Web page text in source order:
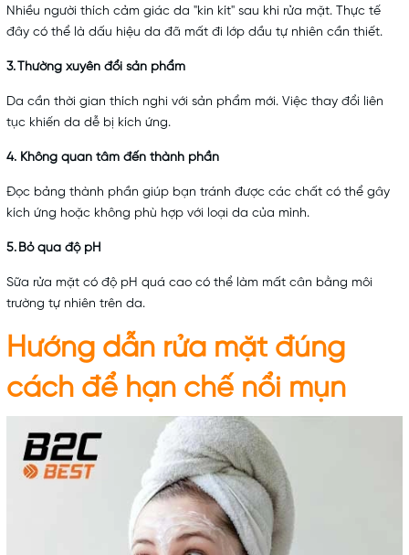
Nhiều người thích cảm giác da "kin kít" sau khi rửa mặt. Thực tế
đây có thể là dấu hiệu da đã mất đi lớp dầu tự nhiên cần thiết.
3. Thường xuyên đổi sản phẩm
Da cần thời gian thích nghi với sản phẩm mới. Việc thay đổi liên
tục khiến da dễ bị kích ứng.
4. Không quan tâm đến thành phần
Đọc bảng thành phần giúp bạn tránh được các chất có thể gây
kích ứng hoặc không phù hợp với loại da của mình.
5. Bỏ qua độ pH
Sữa rửa mặt có độ pH quá cao có thể làm mất cân bằng môi
trường tự nhiên trên da.
Hướng dẫn rửa mặt đúng
cách để hạn chế nổi mụn